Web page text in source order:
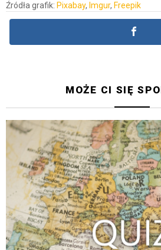
Źródła grafik: Pixabay, Imgur, Freepik
MOŻE CI SIĘ